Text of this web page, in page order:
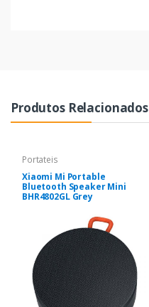
Produtos Relacionados
Portateis
Xiaomi Mi Portable
Bluetooth Speaker Mini
BHR4802GL Grey